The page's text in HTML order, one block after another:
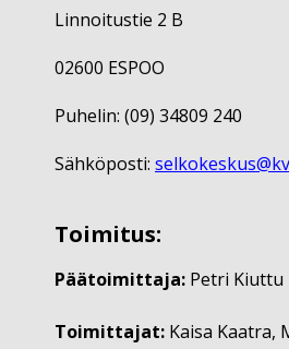
Linnoitustie 2 B
02600 ESPOO
Puhelin: (09) 34809 240
Sähköposti:
Toimitus:
Päätoimittaja: Petri Kiuttu
Toimittajat: Kaisa Kaatra,